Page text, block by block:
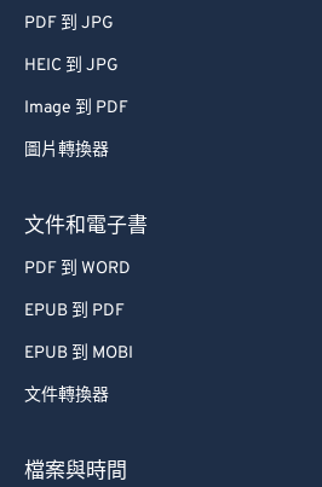
PDF 到 JPG
HEIC 到 JPG
Image 到 PDF
圖片轉換器
文件和電子書
PDF 到 WORD
EPUB 到 PDF
EPUB 到 MOBI
文件轉換器
檔案與時間